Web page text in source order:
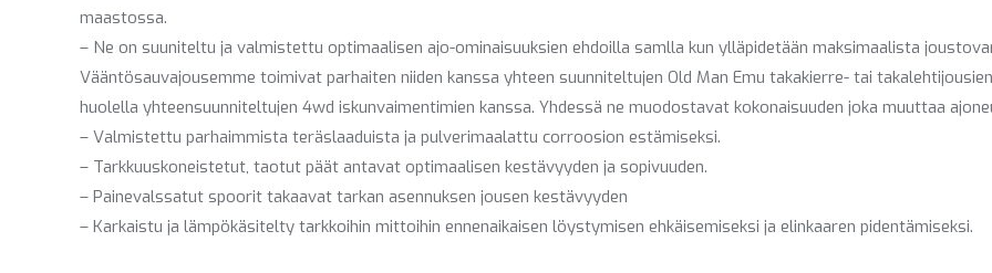
maastossa.
– Ne on suuniteltu ja valmistettu optimaalisen ajo-ominaisuuksien ehdoilla samlla kun ylläpidetään maksimaalista
Vääntösauvajousemme toimivat parhaiten niiden kanssa yhteen suunniteltujen Old Man Emu takakierre- tai
huolella yhteensuunniteltujen 4wd iskunvaimentimien kanssa. Yhdessä ne muodostavat kokonaisuuden joka muuttaa
– Valmistettu parhaimmista teräslaaduista ja pulverimaalattu corroosion estämiseksi.
– Tarkkuuskoneistetut, taotut päät antavat optimaalisen kestävyyden ja sopivuuden.
– Painevalssatut spoorit takaavat tarkan asennuksen jousen kestävyyden
– Karkaistu ja lämpökäsitelty tarkkoihin mittoihin ennenaikaisen löystymisen ehkäisemiseksi ja elinkaaren pidentämiseksi.